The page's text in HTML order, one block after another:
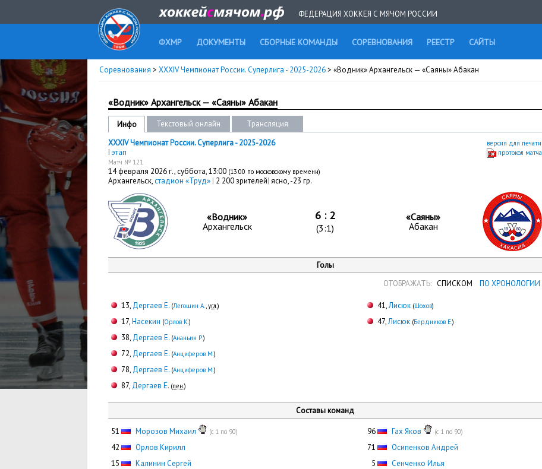
ФЕДЕРАЦИЯ ХОККЕЯ С МЯЧОМ РОССИИ
ФХМР ДОКУМЕНТЫ СБОРНЫЕ КОМАНДЫ СОРЕВНОВАНИЯ РЕЕСТР САЙТЫ
Соревнования > XXXIV Чемпионат России. Суперлига - 2025-2026> «Водник» Архангельск — «Саяны» Абакан
«Водник» Архангельск — «Саяны» Абакан
Инфо Текстовый онлайн Трансляция
версия для печати
протокол матча
XXXIV Чемпионат России. Суперлига - 2025-2026
I этап
Матч № 121
14 февраля 2026 г.,суббота, 13:00 (13:00 по московскому времени)
Архангельск,стадион «Труд» | 2 200 зрителей| ясно, -23 гр.
«Водник»
Архангельск
6 : 2
(3:1)
«Саяны»
Абакан
Голы
ОТОБРАЖАТЬ: СПИСКОМ ПО ХРОНОЛОГИИ
13, Дергаев Е. (Легошин А.,угл.)
17,Насекин (Орлов К.)
38, Дергаев Е. (Ананьин Р.)
72, Дергаев Е. (Анциферов М.)
78, Дергаев Е. (Анциферов М.)
87, Дергаев Е. (пен.)
41,Лисюк (Шохов)
47,Лисюк (Бердников Е.)
Составы команд
51 Морозов Михаил (с 1 по 90)
42
Орлов Кирилл
15
Калинин Сергей
96 Гах Яков (с 1 по 90)
71
Осипенков Андрей
5
Сенченко Илья